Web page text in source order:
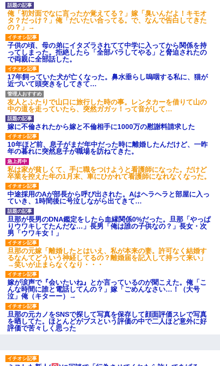
【緊急】俺の友人の離婚が決
定したんだがちょっと困ってる
ことがある
娘「ストロベリーあじとー、
チョコレートあじとー」私「え
っ、それもう一回言って？」→
娘の読み方を聞いて思わず混乱
してしまい…
彼氏「娘さんとお付き合いし
ています」私「ずいぶん礼儀正
しい子だね…」→完璧すぎる対
応に逆に不安になって…
【衝撃】 日本人「家が何千万
円もするのは狂ってる」大工
「はぁ？じゃ自分で作ってみろ
よ」→結果ｗｗｗｗｗｗ
ハードオフに売っていた4万
4000円のフィギュアがヤバすぎ
るｗｗｗｗｗｗ「こんな高い
の？ｗｗ」「逆に超安い」
私「ちょっと、人の家の金庫
触らないでよ！」キチママ『そ
こに金庫があったから、開けて
みようとしただけ☆』義兄「泥
は出てけ！二度と来るな！」結
果・・・
私「初めて飲む味だけどなん
のお茶？」彼「ちっ！」私「」
【GIF】JSのカンチョーワロ
タ
後続車にクラクションを鳴ら
され彼氏が逆切れ。「何クラク
ション鳴らしてんだ！降りてこ
いよ！」と怒鳴りだし...
【衝撃】報酬100万円超の治験
募集がこちらｗｗｗｗｗ(※画像
あり)
【ネット騒然】惨殺されたタ
ワマン頂き女子のこの動画、す
げえええええｗｗｗｗｗｗｗｗ
ｗｗｗ
【愕然】白のクラウン俺氏、
高速道路左車線を制限速度で走
張り合ってくる
学歴だしパラサイトだし夫婦揃
って太ってるし。義母にベタベ
タ甘えて「ジュース飲みた～
主な税金の成り立ちを調べて
みたよ
俺「初対面でなに言ったか覚えてる？」嫁「臭いんだよ！キモオ
タ？だっけ？」俺「だいたい合ってる。で、なんで告白してきた
の？」→
子供の頃、母の弟にイタズラされてて中学に入ってから関係を持
ってしまった。拒絶したら「全部バラしてやる」と脅迫されたの
で両親に全部話した。
17年飼っていた犬が亡くなった。鼻水垂らし嗚咽する私に、猫が
近づいて頭突きをしてきて…
友人とふたりで山口に旅行した時の事。レンタカーを借りて山の
中の道を走っていたら、突然ガガッ！って音がして…
嫁に不倫されたから嫁と不倫相手に1000万の慰謝料請求した
10年ほど前、息子がまだ年中だった時に離婚したんだけど、一昨
年の暮れに突然息子が職場を訪ねてきた。
私は家が貧しくて、手に職をつけようと看護師になった。だけど
卒業を控えた年の1月末、車にひかれて看護師になれなくなった。
中途採用のAが部長から呼び出された。Aはヘラヘラと部屋に入っ
ていき、1時間後に号泣しながら出てきて…
旦那が長男のDNA鑑定をしたら血縁関係0%だった。旦那「やっぱ
りウワキしてたんだな…」長男「俺は誰の子供なの？」長女・次
男「ウワキ女！」
旦那の元嫁「離婚したとはいえ、私が本来の妻。許可なく結婚す
るなんてどういう神経してるの？離婚届を記入して持って来い」
→笑いが止まらなくなり・・・
嫁が涙声で『会いたいね』とか言っているのが聞こえた。俺「こ
んな時間に誰と電話してんの？」嫁「ごめんなさい…！（大号
泣」俺（キターー）→
旦那の元カノをSNSで探して写真を保存して顔面評価スレで写真
を晒してた。ほとんどがブスという評価の中で二人ほど意外に好
評価で苦々しく思った